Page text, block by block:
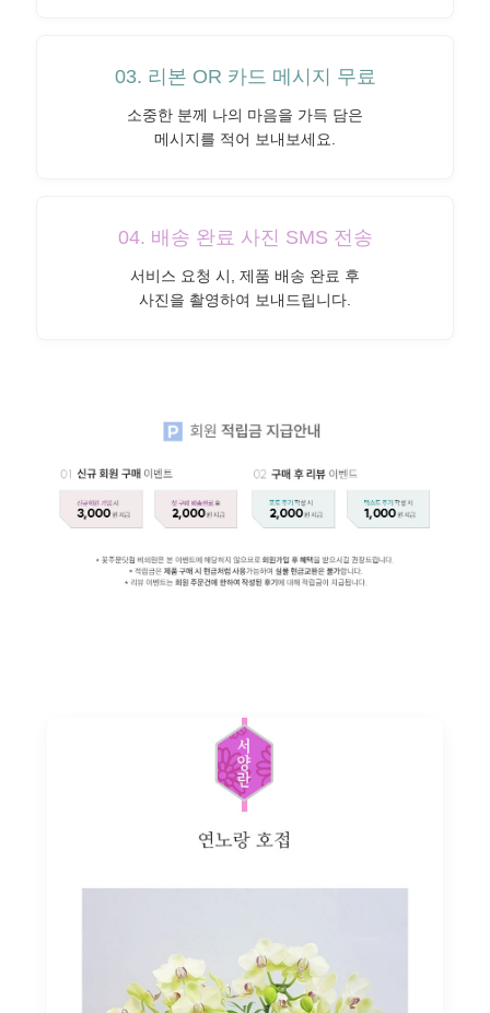
03. 리본 OR 카드 메시지 무료
소중한 분께 나의 마음을 가득 담은
메시지를 적어 보내보세요.
04. 배송 완료 사진 SMS 전송
서비스 요청 시, 제품 배송 완료 후
사진을 촬영하여 보내드립니다.